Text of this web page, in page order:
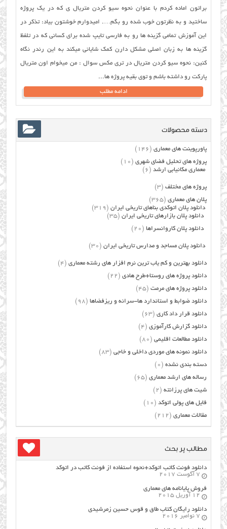
براتون اماده کردم با عنوان نحوه سیو کردن متریال ی که در یک پروژه
ساختید و به نظرتون خوب شده رو بگم…. امیدوارم خوشتون بیاد: تذکر در
این آموزش تمامی گزینه ها رو به فارسی تایپ شده برای کسانی که در تلفظ
گزینه ها به زبان اصلی مشکل دارن کمک شایانی میکند به این رندر نگاه
کنین: نحوه سیو کردن متریال در تری مکس سوال : من میخوام اون متریال
پارکت رو داشته باشم و توی بقیه پروژه ها...
ادامه مطلب
دسته محصولات
پاورپوینت های معماری (146)
پروژه های تحلیل فضای شهری (10)
معماری مکانیابی ارشد (6)
پروژه های مختلف (3)
پلان های معماری (365)
دانلود پلان اتوکدی بناهای تاریخی ایران (319)
دانلود پلان بازارهای تاریخی ایران (35)
دانلود پلان کاروانسراها (20)
دانلود پلان مساجد و مدارس تاریخی ایران (30)
دانلود بهترین و کم یاب ترین نرم افزار های رشته معماری (4)
دانلود پروژه های روستا+طرح هادی (22)
دانلود پروژه های مرمت (45)
دانلود ضوابط و استاندارد ها-سرانه و ریزفضاها (98)
دانلود قرار داد کاری (63)
دانلود گزارش کارآموزی (4)
دانلود مطالعات اقلیمی (80)
دانلود نمونه های موردی داخلی و خاجی (83)
دسته بندی نشده (0)
رساله های ارشد معماری (65)
شیت های پرزانته (2)
فایل های پولی اتوکد (10)
مقالات معماری (212)
مطالب پر بحث
دانلود فونت کاتب اتوکد+نحوه استفاده از فونت کاتب در اتوکد
7 آگوست 2017
فروش پایانامه های معماری
12 آوریل 2015
دانلود رایگان کتاب طاق و قوس حسین زمرشیدی
7 نوامبر 2016